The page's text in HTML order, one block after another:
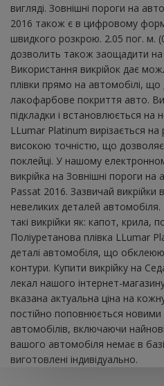
вигляді. Зовнішні пороги на
2016 також є в цифровому
швидкого розкрою. 2.05 пог. м.
дозволить також заощадити на
Використання викрійок дає
плівки прямо на автомобілі,
лакофарбове покриття авто.
підкладки і встановлюється на
LLumar Platinum вирізається на
високою точністю, що
поклейці. У нашому
викрійка на Зовнішні пороги
Passat 2016. Зазвичай викрійки
невеликих деталей
такі викрійки як: капот, крила,
Поліуретанова плівка LLumar
деталі автомобіля, що
контури. Купити викрійку на
лекал нашого інтернет-
вказана актуальна ціна на
постійно поповнюється
автомобілів, включаючи
вашого автомобіля немає в
виготовлені індивідуально.